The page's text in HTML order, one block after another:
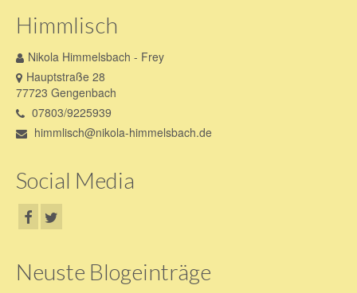
Himmlisch
Nikola Himmelsbach - Frey
Hauptstraße 28
77723 Gengenbach
07803/9225939
himmlisch@nikola-himmelsbach.de
Social Media
Neuste Blogeinträge